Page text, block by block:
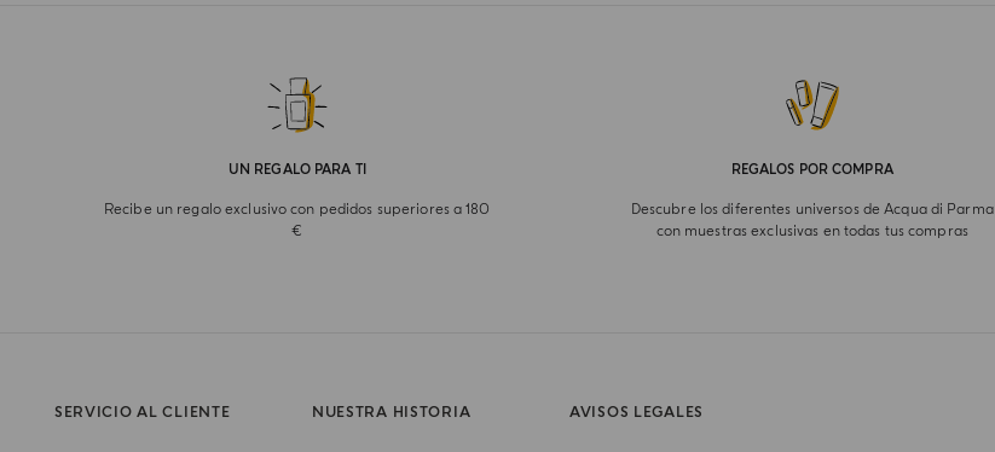
UN REGALO PARA TI
Recibe un regalo exclusivo con pedidos superiores a 180
€
REGALOS POR COMPRA
Descubre los diferentes universos de Acqua di Parma
con muestras exclusivas en todas tus compras
SERVICIO AL CLIENTE NUESTRA HISTORIA AVISOS LEGALES